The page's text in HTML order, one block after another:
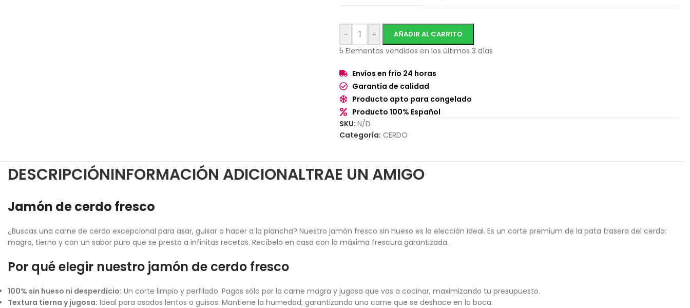
- + AÑADIR AL CARRITO
5 Elementos vendidos en los últimos 3 días
Envíos en frío 24 horas
Garantía de calidad
Producto apto para congelado
Producto 100% Español
SKU: N/D
Categoría: CERDO
DESCRIPCIÓNINFORMACIÓN ADICIONALTRAE UN AMIGO
Jamón de cerdo fresco
¿Buscas una carne de cerdo excepcional para asar, guisar o hacer a la plancha? Nuestro jamón fresco sin hueso es la elección ideal. Es un corte premium de la pata trasera del cerdo:
magro, tierno y con un sabor puro que se presta a infinitas recetas. Recíbelo en casa con la máxima frescura garantizada.
Por qué elegir nuestro jamón de cerdo fresco
100% sin hueso ni desperdicio: Un corte limpio y perfilado. Pagas sólo por la carne magra y jugosa que vas a cocinar, maximizando tu presupuesto.
Textura tierna y jugosa: Ideal para asados lentos o guisos. Mantiene la humedad, garantizando una carne que se deshace en la boca.